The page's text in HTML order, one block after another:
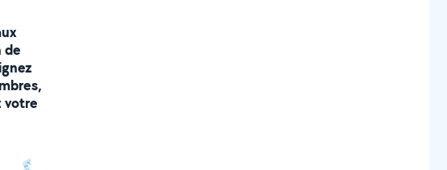
de
votre